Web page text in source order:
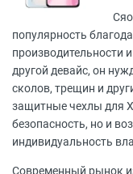
популярность
производительности
другой девайс, он
сколов, трещин и
защитные чехлы для
безопасность, но и
индивидуальность
Современный рынок